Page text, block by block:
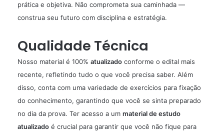
prática e objetiva. Não comprometa sua caminhada —
construa seu futuro com disciplina e estratégia.
Qualidade Técnica
Nosso material é 100% atualizado conforme o edital mais
recente, refletindo tudo o que você precisa saber. Além
disso, conta com uma variedade de exercícios para fixação
do conhecimento, garantindo que você se sinta preparado
no dia da prova. Ter acesso a um material de estudo
atualizado é crucial para garantir que você não fique para